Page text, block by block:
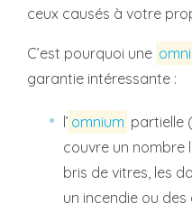
ceux causés à votre
C’est pourquoi une
garantie intéressante :
l’ omnium partielle
couvre un nombre
bris de vitres, les
un incendie ou